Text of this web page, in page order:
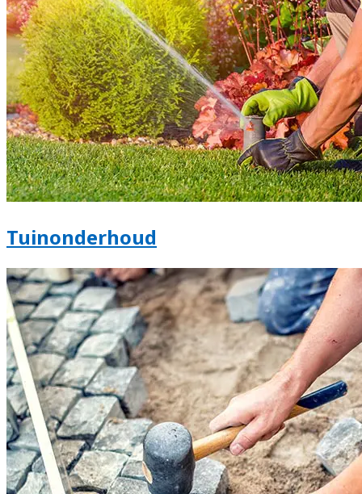
Tuinonderhoud